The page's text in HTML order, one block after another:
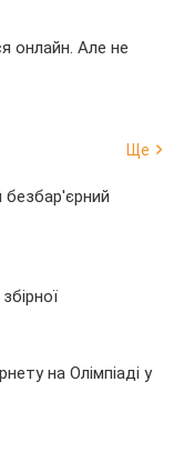
онлайн. Але не
Ще
на Олімпіаді у